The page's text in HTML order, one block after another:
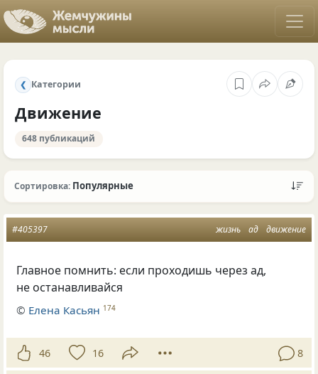
❮ Категории
Движение
648 публикаций
Сортировка: Популярные
жизнь ад движение
#405397
Главное помнить: если проходишь через ад,
не останавливайся
© Елена Касьян 174
46 16 8